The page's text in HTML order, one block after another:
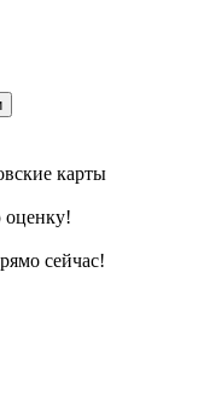
карты
оценку!
сейчас!